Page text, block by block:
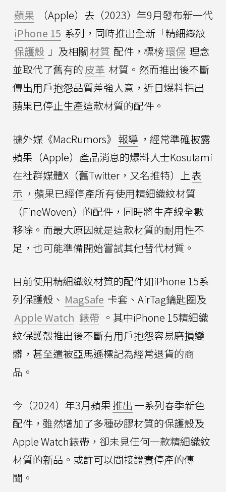
蘋果
（Apple）去（2023）年9月發布新一代
iPhone 15 系列，同時推出全新「精細織紋
保護殼 」及相關材質 配件，標榜環保 理念
並取代了舊有的皮革 材質。然而推出後不斷
傳出用戶抱怨品質差強人意，近日爆料指出
蘋果已停止生產這款材質的配件。
據外媒《MacRumors》 報導 ，經常準確披露
蘋果（Apple）產品消息的爆料人士Kosutami
在社群媒體X（舊Twitter，又名推特）上表
示 ，蘋果已經停產所有使用精細織紋材質
（FineWoven）的配件，同時將生產線全數
移除。而最大原因就是這款材質的耐用性不
足，也可能準備開始嘗試其他替代材質。
目前使用精細織紋材質的配件如iPhone 15系
列保護殼、 MagSafe 卡套、AirTag鑰匙圈及
Apple Watch 錶帶 。其中iPhone 15精細織
紋保護殼推出後不斷有用戶抱怨容易磨損變
髒，甚至還被亞馬遜標記為經常退貨的商
品。
今（2024）年3月蘋果推出 一系列春季新色
配件，雖然增加了多種矽膠材質的保護殼及
Apple Watch錶帶，卻未見任何一款精細織紋
材質的新品。或許可以間接證實停產的傳
聞。